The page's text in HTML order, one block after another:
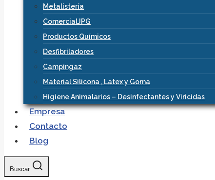
Metalistería
ComercialJPG
Productos Químicos
Desfibriladores
Campingaz
Material Silicona , Latex y Goma
Higiene Animalarios – Desinfectantes y Viricidas
Empresa
Contacto
Blog
Buscar